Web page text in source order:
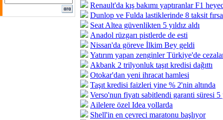
Renault'da kış bakımı yaptıranlar F1
Dunlop ve Fulda lastiklerinde 8 taksit
Seat Altea güvenlikten 5 yıldız aldı
Anadol rüzgarı pistlerde de esti
Nissan'da göreve İlkim Bey geldi
Yatırım yapan zenginler Türkiye'de
Akbank 2 trilyonluk taşıt kredisi dağıttı
Otokar'dan yeni ihracat hamlesi
Taşıt kredisi faizleri yine % 2'nin altında
Verso'nun fiyatı sabitlendi garanti süresi 5
Ailelere özel Idea yollarda
Shell'in en çevreci maratonu başlıyor